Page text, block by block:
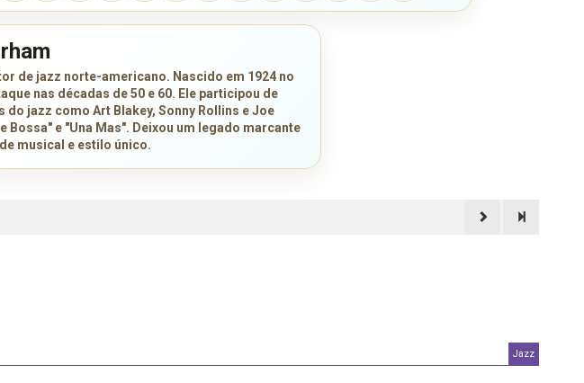
de jazz norte-americano. Nascido em 1924 no
nas décadas de 50 e 60. Ele participou de
jazz como Art Blakey, Sonny Rollins e Joe
e "Una Mas". Deixou um legado marcante
musical e estilo único.
Jazz